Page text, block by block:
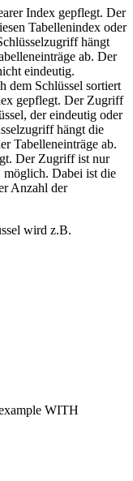
Index gepflegt. Der
Tabellenindex oder
hängt
ab. Der
eindeutig.
dem Schlüssel sortiert
gepflegt. Der Zugriff
der eindeutig oder
hängt die
Tabelleneinträge ab.
Der Zugriff ist nur
möglich. Dabei ist die
Anzahl der
wird z.B.
WITH